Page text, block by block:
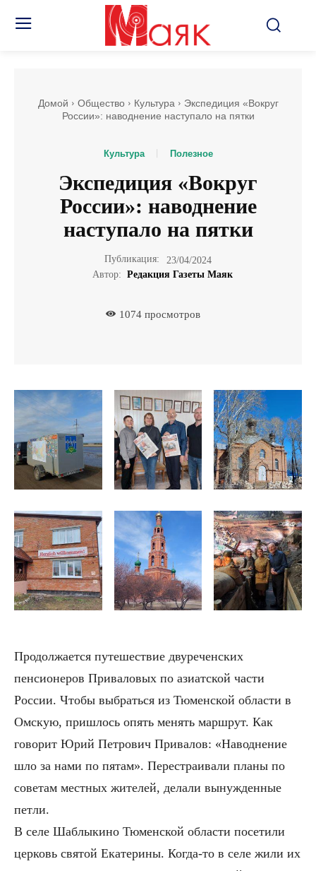
Домой Общество Культура
Экспедиция «Вокруг
России»: наводнение наступало на пятки
Культура Полезное
Экспедиция «Вокруг
России»: наводнение
наступало на пятки
Публикация:
23/04/2024
Автор: Редакция Газеты Маяк
1074просмотров
Продолжается путешествие двуреченских
пенсионеров Приваловых по азиатской части
России. Чтобы выбраться из Тюменской области в
Омскую, пришлось опять менять маршрут. Как
говорит Юрий Петрович Привалов: «Наводнение
шло за нами по пятам». Перестраивали планы по
советам местных жителей, делали вынужденные
петли.
В селе Шаблыкино Тюменской области посетили
церковь святой Екатерины. Когда-то в селе жили их